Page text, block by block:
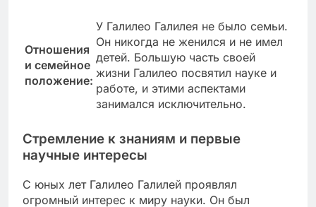
Отношения
и семейное
положение:
У Галилео Галилея не было семьи.
Он никогда не женился и не имел
детей. Большую часть своей
жизни Галилео посвятил науке и
работе, и этими аспектами
занимался исключительно.
Стремление к знаниям и первые
научные интересы
С юных лет Галилео Галилей проявлял
огромный интерес к миру науки. Он был